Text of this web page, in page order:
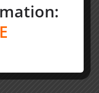
werden:
de/reports/insurtech-